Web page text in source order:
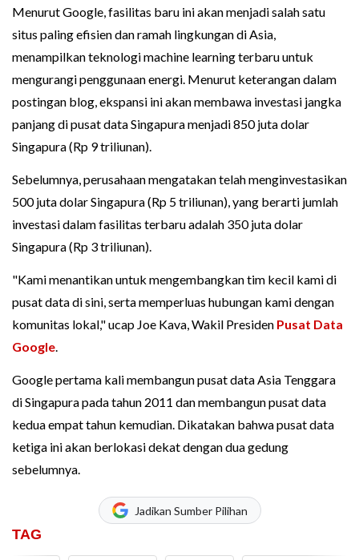
Menurut Google, fasilitas baru ini akan menjadi salah satu
situs paling efisien dan ramah lingkungan di Asia,
menampilkan teknologi machine learning terbaru untuk
mengurangi penggunaan energi. Menurut keterangan dalam
postingan blog, ekspansi ini akan membawa investasi jangka
panjang di pusat data Singapura menjadi 850 juta dolar
Singapura (Rp 9 triliunan).
Sebelumnya, perusahaan mengatakan telah menginvestasikan
500 juta dolar Singapura (Rp 5 triliunan), yang berarti jumlah
investasi dalam fasilitas terbaru adalah 350 juta dolar
Singapura (Rp 3 triliunan).
"Kami menantikan untuk mengembangkan tim kecil kami di
pusat data di sini, serta memperluas hubungan kami dengan
komunitas lokal," ucap Joe Kava, Wakil Presiden Pusat Data
Google.
Google pertama kali membangun pusat data Asia Tenggara
di Singapura pada tahun 2011 dan membangun pusat data
kedua empat tahun kemudian. Dikatakan bahwa pusat data
ketiga ini akan berlokasi dekat dengan dua gedung
sebelumnya.
Jadikan Sumber Pilihan
TAG